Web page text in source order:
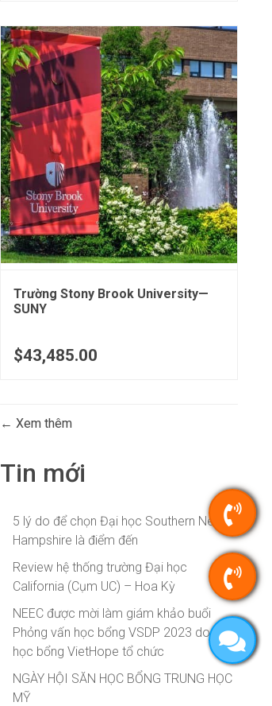
Trường Stony Brook University—
SUNY
$43,485.00
Xem thêm
Tin mới
5 lý do để chọn Đại học Southern New
Hampshire là điểm đến
Review hệ thống trường Đại học
California (Cụm UC) – Hoa Kỳ
NEEC được mời làm giám khảo buổi
Phỏng vấn học bổng VSDP 2023 do quỹ
học bổng VietHope tổ chức
NGÀY HỘI SĂN HỌC BỔNG TRUNG HỌC
MỸ